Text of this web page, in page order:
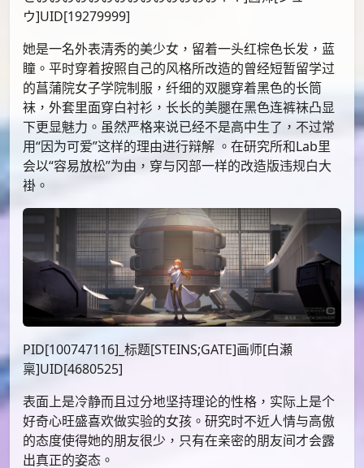
PID[133075149]_标题[クリスティーナお誕生日おめで
とおおおおおおおおおおおおおお！！]画师[シュ
ウ]UID[19279999]
她是一名外表清秀的美少女，留着一头红棕色长发，蓝
的菖蒲院女子学院制服，纤细的双腿穿着黑色的长筒
袜，外套里面穿白衬衫，长长的美腿在黑色连裤袜凸显
下更显魅力。虽然严格来说已经不是高中生了，不过常
用“因为可爱”这样的理由进行辩解 。在研究所和Lab里
会以“容易放松”为由，穿与冈部一样的改造版违规白大
褂。